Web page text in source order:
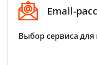
Email-
Выбор сервиса